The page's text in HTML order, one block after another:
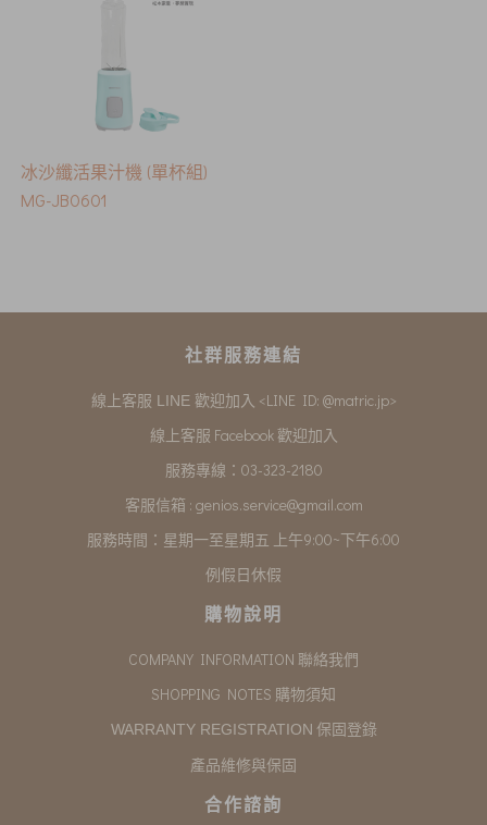
冰沙纖活果汁機 (單杯組)
MG-JB0601
社群服務連結
線上客服 LINE 歡迎加入 <LINE ID: @matric.jp>
線上客服 Facebook 歡迎加入
服務專線：03-323-2180
客服信箱 : genios.service@gmail.com
服務時間：星期一至星期五 上午9:00~下午6:00
例假日休假
購物說明
COMPANY INFORMATION 聯絡我們
SHOPPING NOTES 購物須知
WARRANTY REGISTRATION 保固登錄
產品維修與保固
合作諮詢